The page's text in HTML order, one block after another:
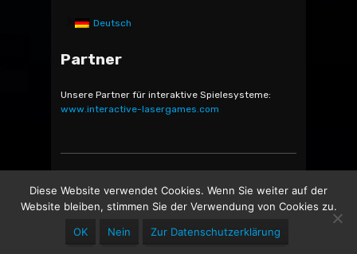
Deutsch
Partner
Unsere Partner für interaktive Spielesysteme:
www.interactive-lasergames.com
21244 Buchholz in der Nordheide -
Diese Website verwendet Cookies. Wenn Sie weiter auf der
Website bleiben, stimmen Sie der Verwendung von Cookies zu.
OK
Nein Zur Datenschutzerklärung